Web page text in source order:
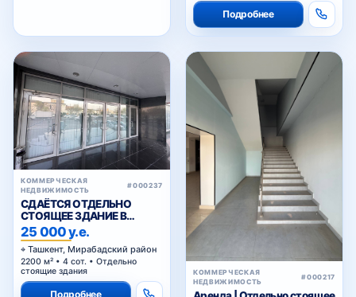
КОММЕРЧЕСКАЯ
НЕДВИЖИМОСТЬ
#000237
СДАЁТСЯ ОТДЕЛЬНО
СТОЯЩЕЕ ЗДАНИЕ В
АРЕНДУ В МИРАБАДСКОМ
РАЙОНЕ
25 000 у.е.
2200 м² • 4 сот. • Отдельно
стоящие здания
Подробнее
КОММЕРЧЕСКАЯ
НЕДВИЖИМОСТЬ
#000217
Аренда | Отдельно стоящее
здание, перекрёсток
2000 м² • Отдельно стоящие
здания • Аренда